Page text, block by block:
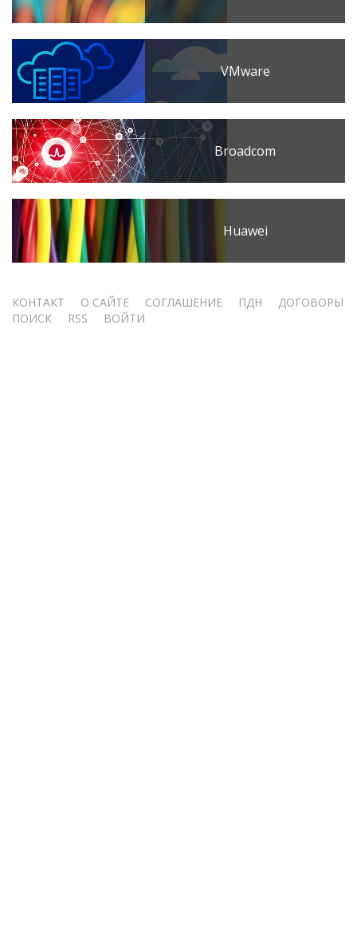
VMware
Broadcom
Huawei
Меню
КОНТАКТ О САЙТЕ СОГЛАШЕНИЕ ПДН
ДОГОВОРЫ
ПОИСК
RSS ВОЙТИ